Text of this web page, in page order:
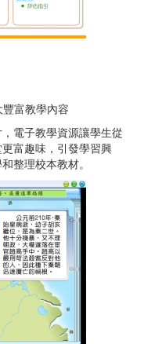
富教學內容
電子教學資源讓學生從
富趣味，引發學習興
整理校本教材。